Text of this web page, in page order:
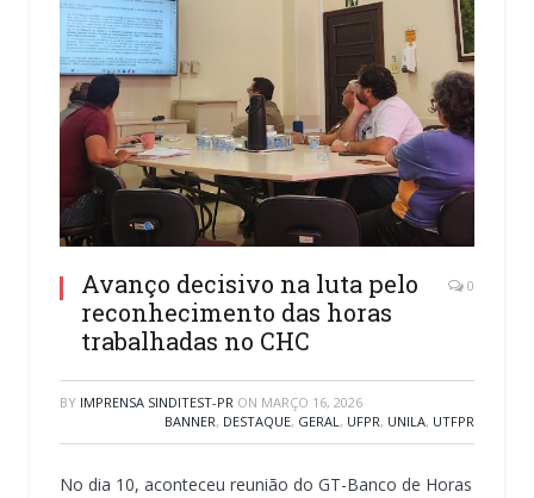
Avanço decisivo na luta pelo
reconhecimento das horas
trabalhadas no CHC
0
BY IMPRENSA SINDITEST-PR ON MARÇO 16, 2026
BANNER, DESTAQUE, GERAL, UFPR, UNILA, UTFPR
No dia 10, aconteceu reunião do GT-Banco de Horas